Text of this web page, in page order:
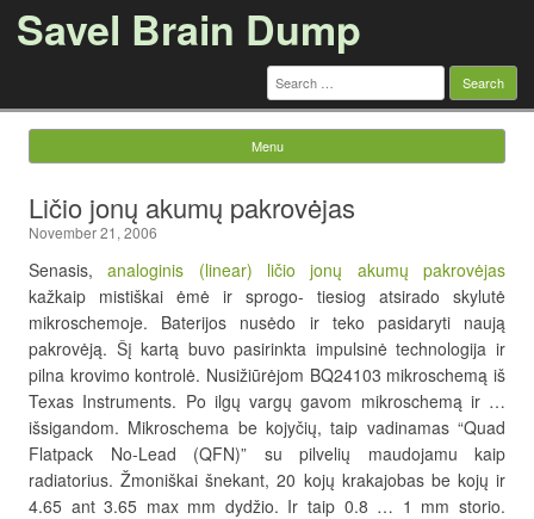
Savel Brain Dump
Search
for:
Menu
Ličio jonų akumų pakrovėjas
November 21, 2006
Senasis,analoginis (linear) ličio jonų akumų pakrovėjas
kažkaip mistiškai ėmė ir sprogo- tiesiog atsirado skylutė
mikroschemoje. Baterijos nusėdo ir teko pasidaryti naują
pakrovėją. Šį kartą buvo pasirinkta impulsinė technologija ir
pilna krovimo kontrolė. Nusižiūrėjom BQ24103 mikroschemą iš
Texas Instruments. Po ilgų vargų gavom mikroschemą ir …
išsigandom. Mikroschema be kojyčių, taip vadinamas “Quad
Flatpack No-Lead (QFN)” su pilvelių maudojamu kaip
radiatorius. Žmoniškai šnekant, 20 kojų krakajobas be kojų ir
4.65 ant 3.65 max mm dydžio. Ir taip 0.8 … 1 mm storio.